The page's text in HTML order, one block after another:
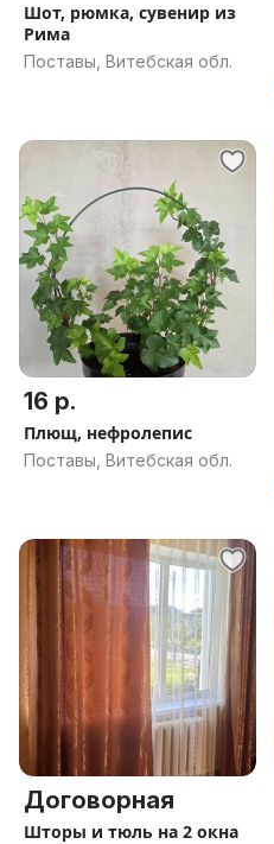
Шот, рюмка, сувенир из
Рима
Поставы, Витебская обл.
16 р.
Плющ, нефролепис
Поставы, Витебская обл.
Договорная
Шторы и тюль на 2 окна